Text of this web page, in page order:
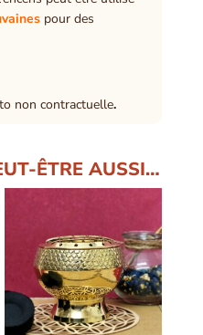
pour des
non contractuelle.
ÊTRE AUSSI…